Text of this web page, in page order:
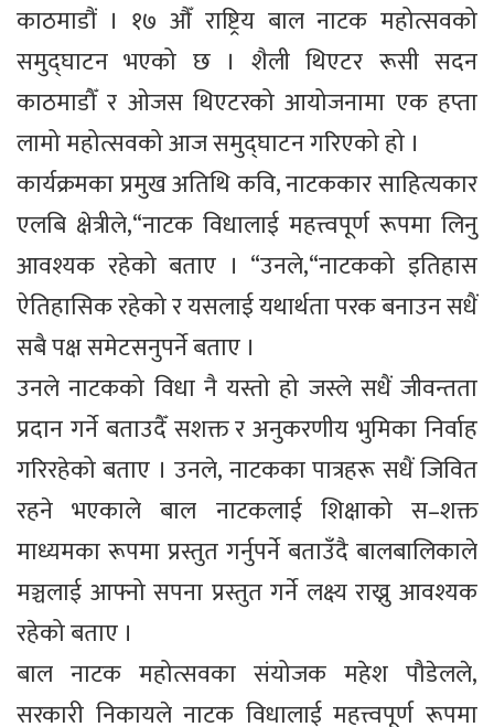
काठमाडौं । १७ औँ राष्ट्रिय बाल नाटक महोत्सवको
समुद्घाटन भएको छ । शैली थिएटर रूसी सदन
काठमाडौँ र ओजस थिएटरको आयोजनामा एक हप्ता
लामो महोत्सवको आज समुद्घाटन गरिएको हो ।
कार्यक्रमका प्रमुख अतिथि कवि, नाटककार साहित्यकार
एलबि क्षेत्रीले,“नाटक विधालाई महत्त्वपूर्ण रूपमा लिनु
आवश्यक रहेको बताए । “उनले,“नाटकको इतिहास
ऐतिहासिक रहेको र यसलाई यथार्थता परक बनाउन सधैं
सबै पक्ष समेटसनुपर्ने बताए ।
उनले नाटकको विधा नै यस्तो हो जस्ले सधैं जीवन्तता
प्रदान गर्ने बताउदैँ सशक्त र अनुकरणीय भुमिका निर्वाह
गरिरहेको बताए । उनले, नाटकका पात्रहरू सधैं जिवित
रहने भएकाले बाल नाटकलाई शिक्षाको स–शक्त
माध्यमका रूपमा प्रस्तुत गर्नुपर्ने बताउँदै बालबालिकाले
मञ्चलाई आफ्नो सपना प्रस्तुत गर्ने लक्ष्य राख्नु आवश्यक
रहेको बताए ।
बाल नाटक महोत्सवका संयोजक महेश पौडेलले,
सरकारी निकायले नाटक विधालाई महत्त्वपूर्ण रूपमा